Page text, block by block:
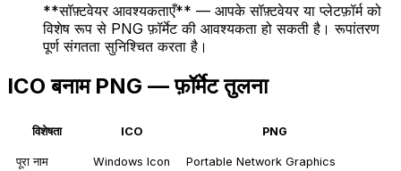
**सॉफ़्टवेयर आवश्यकताएँ** — आपके सॉफ़्टवेयर या प्लेटफ़ॉर्म को
विशेष रूप से PNG फ़ॉर्मेट की आवश्यकता हो सकती है। रूपांतरण
पूर्ण संगतता सुनिश्चित करता है।
ICO बनाम PNG — फ़ॉर्मेट तुलना
विशेषता ICO PNG
पूरा नाम Windows Icon Portable Network Graphics